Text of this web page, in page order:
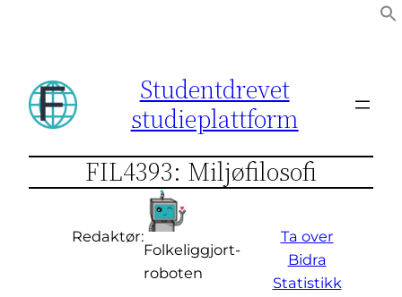
Studentdrevet
studieplattform
FIL4393: Miljøfilosofi
Redaktør:
Folkeliggjort-
roboten
Ta over
Bidra
Statistikk